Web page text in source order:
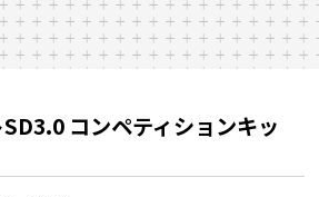
コンペティションキッ